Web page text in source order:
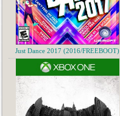
Just Dance 2017 (2016/FREEBOOT)